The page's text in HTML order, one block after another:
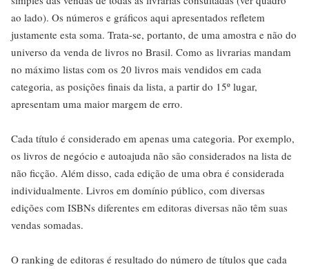
ao lado). Os números e gráficos aqui apresentados refletem
justamente esta soma. Trata-se, portanto, de uma amostra e não do
universo da venda de livros no Brasil. Como as livrarias mandam
no máximo listas com os 20 livros mais vendidos em cada
categoria, as posições finais da lista, a partir do 15º lugar,
apresentam uma maior margem de erro.
Cada título é considerado em apenas uma categoria. Por exemplo,
os livros de negócio e autoajuda não são considerados na lista de
não ficção. Além disso, cada edição de uma obra é considerada
individualmente. Livros em domínio público, com diversas
edições com ISBNs diferentes em editoras diversas não têm suas
vendas somadas.
O ranking de editoras é resultado do número de títulos que cada